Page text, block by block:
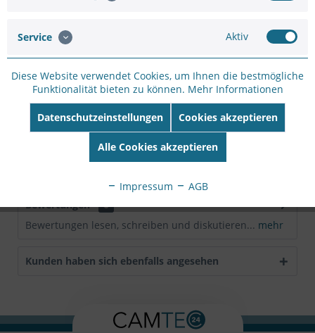
Nr:
EAN:
7331021007017
Beschreibung
Für Farbkameras und Tag/Nacht-Kameras Teleobjektiv
12,5 bis 50 mm IR-korrigiertes Objektiv DC-Blendemehr
Bewertungen
0
Bewertungen lesen, schreiben und diskutieren... mehr
Kunden haben sich ebenfalls angesehen
Service Aktiv
Diese Website verwendet Cookies, um Ihnen die bestmögliche
Funktionalität bieten zu können. Mehr Informationen
Datenschutzeinstellungen Cookies akzeptieren
Alle Cookies akzeptieren
Impressum AGB